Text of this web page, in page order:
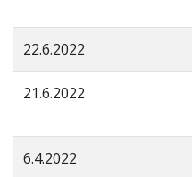
22.6.2022
21.6.2022
6.4.2022